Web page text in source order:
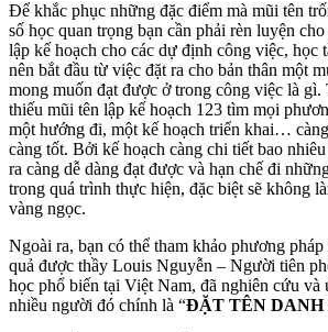
Để khắc phục những đặc điểm mà mũi tên
số học quan trọng bạn cần phải rèn luyện
lập kế hoạch cho các dự định công việc, học
nên bắt đầu từ việc đặt ra cho bản thân một
mong muốn đạt được ở trong công việc là
thiếu mũi tên lập kế hoạch 123 tìm mọi
một hướng đi, một kế hoạch triển khai…
càng tốt. Bởi kế hoạch càng chi tiết bao
ra càng dễ dàng đạt được và hạn chế đi
trong quá trình thực hiện, đặc biệt sẽ không
vàng ngọc.
Ngoài ra, bạn có thể tham khảo phương
quả được thầy Louis Nguyễn – Người tiên
học phổ biến tại Việt Nam, đã nghiên cứu và
nhiều người đó chính là “ĐẶT TÊN DANH